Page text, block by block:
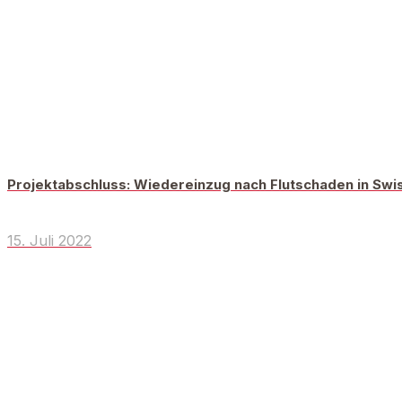
Projektabschluss: Wiedereinzug nach Flutschaden in
15. Juli 2022